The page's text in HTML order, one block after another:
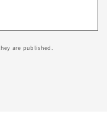
are published.